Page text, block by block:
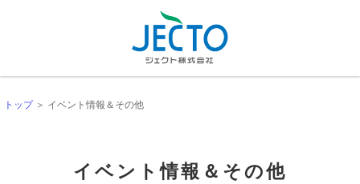
トップ＞ イベント情報＆その他
イベント情報＆その他